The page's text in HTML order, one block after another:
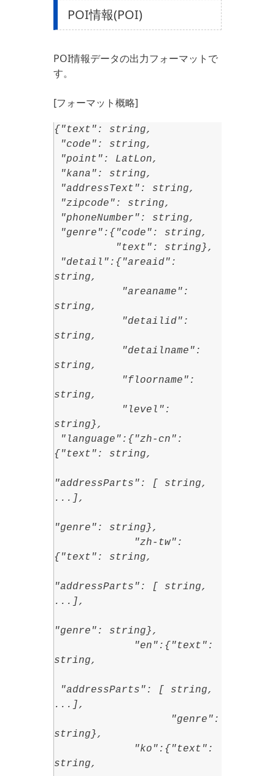
POI情報(POI)
POI情報データの出力フォーマットで
す。
[フォーマット概略]
{"text": string,
"code": string,
"point": LatLon,
"kana": string,
"addressText": string,
"zipcode": string,
"phoneNumber": string,
"genre":{"code": string,
"text": string},
"detail":{"areaid":
string,
"areaname":
string,
"detailid":
string,
"detailname":
string,
"floorname":
string,
"level":
string},
"language":{"zh-cn":
{"text": string,
"addressParts": [ string,
...],
"genre": string},
"zh-tw":
{"text": string,
"addressParts": [ string,
...],
"genre": string},
"en":{"text":
string,
"addressParts": [ string,
...],
"genre":
string},
"ko":{"text":
string,